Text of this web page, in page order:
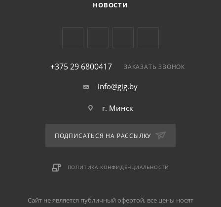
НОВОСТИ
+375 29 6800417 ЗАКАЗАТЬ ЗВОНОК
info@gig.by
г. Минск
ПОДПИСАТЬСЯ НА РАССЫЛКУ
ПОЛИТИКА КОНФИДЕНЦИАЛЬНОСТИ
Сайт не является публичный офертой, все цены носят